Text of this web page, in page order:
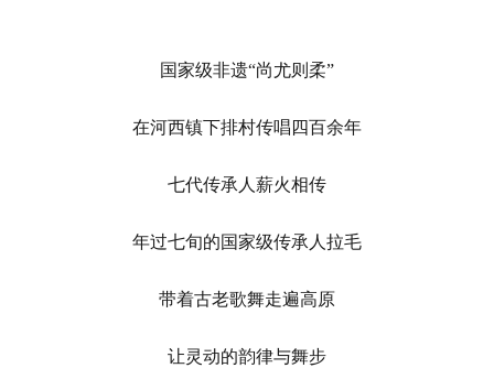
国家级非遗“尚尤则柔”
在河西镇下排村传唱四百余年
七代传承人薪火相传
年过七旬的国家级传承人拉毛
带着古老歌舞走遍高原
让灵动的韵律与舞步